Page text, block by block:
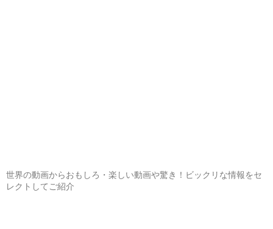
世界の動画からおもしろ・楽しい動画や驚き！ビックリな情報をセ
レクトしてご紹介